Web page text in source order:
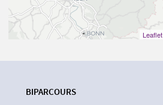
Leaflet
BIPARCOURS